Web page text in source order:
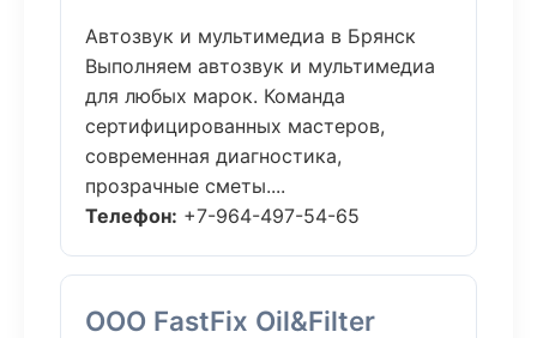
Автозвук и мультимедиа в Брянск
Выполняем автозвук и мультимедиа
для любых марок. Команда
сертифицированных мастеров,
современная диагностика,
прозрачные сметы....
Телефон: +7-964-497-54-65
ООО FastFix Oil&Filter